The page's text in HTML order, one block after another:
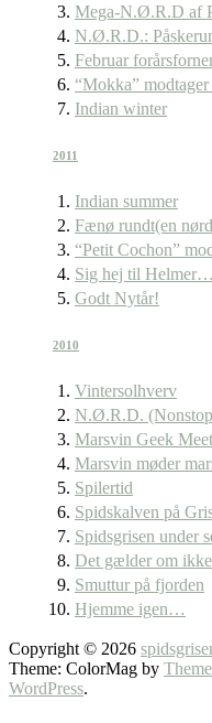
Mega-N.Ø.R.D af
N.Ø.R.D.:
Februar
“Mokka”
Indian winter
2011
Indian summer
Fænø rundt(en
“Petit Cochon”
Sig hej til Helmer…
Godt Nytår!
2010
Vintersolhverv
N.Ø.R.D.
Marsvin Geek
Marsvin møder
Spilertid
Spidskalven på
Spidsgrisen under
Det gælder om
Smuttur på fjorden
Hjemme igen…
Copyright © 2026
Theme: ColorMag by
WordPress.